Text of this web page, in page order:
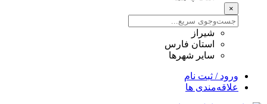
×
شیراز
استان فارس
سایر شهرها
ورود / ثبت نام
علاقه‌مندی ها